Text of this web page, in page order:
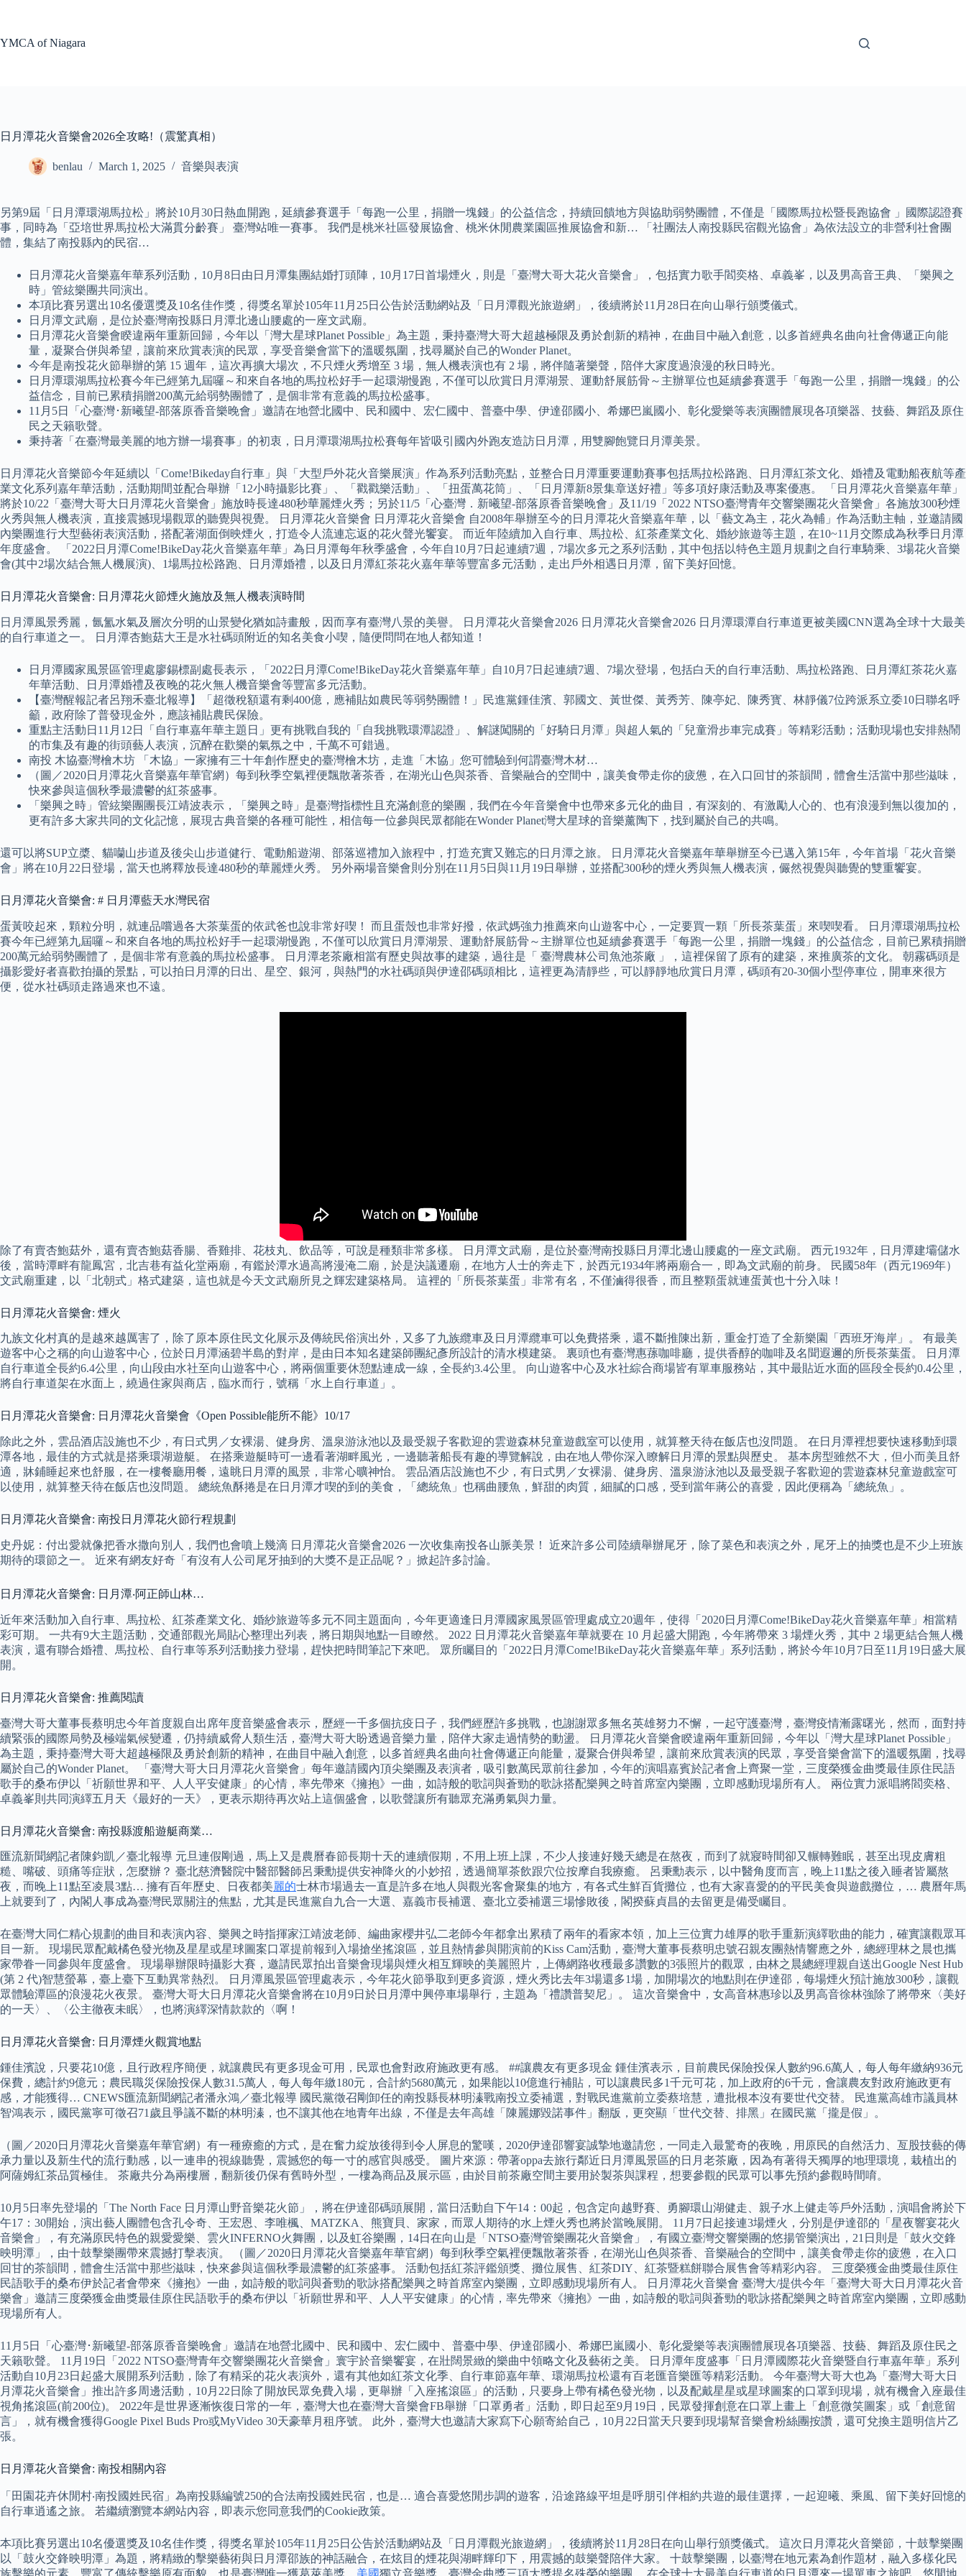
YMCA of Niagara
日月潭花火音樂會2026全攻略!（震驚真相）
benlau March 1, 2025 音樂與表演
另第9屆「日月潭環湖馬拉松」將於10月30日熱血開跑，延續參賽選手「每跑一公里，捐贈一塊錢」的公益信念，持續回饋地方與協助弱勢團體，不僅是「國際馬拉松暨長跑協會 」國際認證賽
事，同時為「亞培世界馬拉松大滿貫分齡賽」 臺灣站唯一賽事。 我們是桃米社區發展協會、桃米休閒農業園區推展協會和新… 「社團法人南投縣民宿觀光協會」為依法設立的非營利社會團
體，集結了南投縣內的民宿…
日月潭花火音樂嘉年華系列活動，10月8日由日月潭集團結婚打頭陣，10月17日首場煙火，則是「臺灣大哥大花火音樂會」，包括實力歌手閻奕格、卓義峯，以及男高音王典、「樂興之
時」管絃樂團共同演出。
本項比賽另選出10名優選獎及10名佳作獎，得獎名單於105年11月25日公告於活動網站及「日月潭觀光旅遊網」，後續將於11月28日在向山舉行頒獎儀式。
日月潭文武廟，是位於臺灣南投縣日月潭北邊山腰處的一座文武廟。
日月潭花火音樂會睽違兩年重新回歸，今年以「灣大星球Planet Possible」為主題，秉持臺灣大哥大超越極限及勇於創新的精神，在曲目中融入創意，以多首經典名曲向社會傳遞正向能
量，凝聚合併與希望，讓前來欣賞表演的民眾，享受音樂會當下的溫暖氛圍，找尋屬於自己的Wonder Planet。
今年是南投花火節舉辦的第 15 週年，這次再擴大場次，不只煙火秀增至 3 場，無人機表演也有 2 場，將伴隨著樂聲，陪伴大家度過浪漫的秋日時光。
日月潭環湖馬拉松賽今年已經第九屆囉～和來自各地的馬拉松好手一起環湖慢跑，不僅可以欣賞日月潭湖景、運動舒展筋骨～主辦單位也延續參賽選手「每跑一公里，捐贈一塊錢」的公
益信念，目前已累積捐贈200萬元給弱勢團體了，是個非常有意義的馬拉松盛事。
11月5日「心臺灣･新曦望-部落原香音樂晚會」邀請在地營北國中、民和國中、宏仁國中、普臺中學、伊達邵國小、希娜巴嵐國小、彰化愛樂等表演團體展現各項樂器、技藝、舞蹈及原住
民之天籟歌聲。
秉持著「在臺灣最美麗的地方辦一場賽事」的初衷，日月潭環湖馬拉松賽每年皆吸引國內外跑友造訪日月潭，用雙腳飽覽日月潭美景。
日月潭花火音樂節今年延續以「Come!Bikeday自行車」與「大型戶外花火音樂展演」作為系列活動亮點，並整合日月潭重要運動賽事包括馬拉松路跑、日月潭紅茶文化、婚禮及電動船夜航等產
業文化系列嘉年華活動，活動期間並配合舉辦「12小時攝影比賽」、「戳戳樂活動」、「扭蛋萬花筒」、「日月潭新8景集章送好禮」等多項好康活動及專案優惠。 「日月潭花火音樂嘉年華」
將於10/22「臺灣大哥大日月潭花火音樂會」施放時長達480秒華麗煙火秀；另於11/5「心臺灣．新曦望-部落原香音樂晚會」及11/19「2022 NTSO臺灣青年交響樂團花火音樂會」各施放300秒煙
火秀與無人機表演，直接震撼現場觀眾的聽覺與視覺。 日月潭花火音樂會 日月潭花火音樂會 自2008年舉辦至今的日月潭花火音樂嘉年華，以「藝文為主，花火為輔」作為活動主軸，並邀請國
內樂團進行大型藝術表演活動，搭配著湖面倒映煙火，打造令人流連忘返的花火聲光饗宴。 而近年陸續加入自行車、馬拉松、紅茶產業文化、婚紗旅遊等主題，在10~11月交際成為秋季日月潭
年度盛會。 「2022日月潭Come!BikeDay花火音樂嘉年華」為日月潭每年秋季盛會，今年自10月7日起連續7週，7場次多元之系列活動，其中包括以特色主題月規劃之自行車騎乘、3場花火音樂
會(其中2場次結合無人機展演)、1場馬拉松路跑、日月潭婚禮，以及日月潭紅茶花火嘉年華等豐富多元活動，走出戶外相遇日月潭，留下美好回憶。
日月潭花火音樂會: 日月潭花火節煙火施放及無人機表演時間
日月潭風景秀麗，氤氳水氣及層次分明的山景變化猶如詩畫般，因而享有臺灣八景的美譽。 日月潭花火音樂會2026 日月潭花火音樂會2026 日月潭環潭自行車道更被美國CNN選為全球十大最美
的自行車道之一。 日月潭杏鮑菇大王是水社碼頭附近的知名美食小喫，隨便問問在地人都知道！
日月潭國家風景區管理處廖錫標副處長表示，「2022日月潭Come!BikeDay花火音樂嘉年華」自10月7日起連續7週、7場次登場，包括白天的自行車活動、馬拉松路跑、日月潭紅茶花火嘉
年華活動、日月潭婚禮及夜晚的花火無人機音樂會等豐富多元活動。
【臺灣醒報記者呂翔禾臺北報導】「超徵稅額還有剩400億，應補貼如農民等弱勢團體！」民進黨鍾佳濱、郭國文、黃世傑、黃秀芳、陳亭妃、陳秀寳、林靜儀7位跨派系立委10日聯名呼
籲，政府除了普發現金外，應該補貼農民保險。
重點主活動日11月12日「自行車嘉年華主題日」更有挑戰自我的「自我挑戰環潭認證」、解謎闖關的「好騎日月潭」與超人氣的「兒童滑步車完成賽」等精彩活動；活動現場也安排熱鬧
的市集及有趣的街頭藝人表演，沉醉在歡樂的氣氛之中，千萬不可錯過。
南投 木協臺灣檜木坊 「木協」一家擁有三十年創作歷史的臺灣檜木坊，走進「木協」您可體驗到何謂臺灣木材…
（圖／2020日月潭花火音樂嘉年華官網）每到秋季空氣裡便飄散著茶香，在湖光山色與茶香、音樂融合的空間中，讓美食帶走你的疲憊，在入口回甘的茶韻間，體會生活當中那些滋味，
快來參與這個秋季最濃鬱的紅茶盛事。
「樂興之時」管絃樂團團長江靖波表示，「樂興之時」是臺灣指標性且充滿創意的樂團，我們在今年音樂會中也帶來多元化的曲目，有深刻的、有激勵人心的、也有浪漫到無以復加的，
更有許多大家共同的文化記憶，展現古典音樂的各種可能性，相信每一位參與民眾都能在Wonder Planet灣大星球的音樂薰陶下，找到屬於自己的共鳴。
還可以將SUP立槳、貓囒山步道及後尖山步道健行、電動船遊湖、部落巡禮加入旅程中，打造充實又難忘的日月潭之旅。 日月潭花火音樂嘉年華舉辦至今已邁入第15年，今年首場「花火音樂
會」將在10月22日登場，當天也將釋放長達480秒的華麗煙火秀。 另外兩場音樂會則分別在11月5日與11月19日舉辦，並搭配300秒的煙火秀與無人機表演，儼然視覺與聽覺的雙重饗宴。
日月潭花火音樂會: # 日月潭藍天水灣民宿
蛋黃咬起來，顆粒分明，就連品嚐過各大茶葉蛋的依武爸也說非常好喫！ 而且蛋殼也非常好撥，依武媽強力推薦來向山遊客中心，一定要買一顆「所長茶葉蛋」來喫喫看。 日月潭環湖馬拉松
賽今年已經第九屆囉～和來自各地的馬拉松好手一起環湖慢跑，不僅可以欣賞日月潭湖景、運動舒展筋骨～主辦單位也延續參賽選手「每跑一公里，捐贈一塊錢」的公益信念，目前已累積捐贈
200萬元給弱勢團體了，是個非常有意義的馬拉松盛事。 日月潭老茶廠相當有歷史與故事的建築，過往是「 臺灣農林公司魚池茶廠 」，這裡保留了原有的建築，來推廣茶的文化。 朝霧碼頭是
攝影愛好者喜歡拍攝的景點，可以拍日月潭的日出、星空、銀河，與熱門的水社碼頭與伊達邵碼頭相比，這裡更為清靜些，可以靜靜地欣賞日月潭，碼頭有20-30個小型停車位，開車來很方
便，從水社碼頭走路過來也不遠。
除了有賣杏鮑菇外，還有賣杏鮑菇香腸、香雞排、花枝丸、飲品等，可說是種類非常多樣。 日月潭文武廟，是位於臺灣南投縣日月潭北邊山腰處的一座文武廟。 西元1932年，日月潭建壩儲水
後，當時潭畔有龍鳳宮，北吉巷有益化堂兩廟，有鑑於潭水過高將漫淹二廟，於是決議遷廟，在地方人士的奔走下，於西元1934年將兩廟合一，即為文武廟的前身。 民國58年（西元1969年）
文武廟重建，以「北朝式」格式建築，這也就是今天文武廟所見之輝宏建築格局。 這裡的「所長茶葉蛋」非常有名，不僅滷得很香，而且整顆蛋就連蛋黃也十分入味！
日月潭花火音樂會: 煙火
九族文化村真的是越來越厲害了，除了原本原住民文化展示及傳統民俗演出外，又多了九族纜車及日月潭纜車可以免費搭乘，還不斷推陳出新，重金打造了全新樂園「西班牙海岸」。 有最美
遊客中心之稱的向山遊客中心，位於日月潭涵碧半島的對岸，是由日本知名建築師團紀彥所設計的清水模建築。 裏頭也有臺灣惠蓀咖啡廳，提供香醇的咖啡及名聞遐邇的所長茶葉蛋。 日月潭
自行車道全長約6.4公里，向山段由水社至向山遊客中心，將兩個重要休憩點連成一線，全長約3.4公里。 向山遊客中心及水社綜合商場皆有單車服務站，其中最貼近水面的區段全長約0.4公里，
將自行車道架在水面上，繞過住家與商店，臨水而行，號稱「水上自行車道」。
日月潭花火音樂會: 日月潭花火音樂會《Open Possible能所不能》10/17
除此之外，雲品酒店設施也不少，有日式男／女裸湯、健身房、溫泉游泳池以及最受親子客歡迎的雲遊森林兒童遊戲室可以使用，就算整天待在飯店也沒問題。 在日月潭裡想要快速移動到環
潭各地，最佳的方式就是搭乘環湖遊艇。 在搭乘遊艇時可一邊看著湖畔風光，一邊聽著船長有趣的導覽解說，由在地人帶你深入瞭解日月潭的景點與歷史。 基本房型雖然不大，但小而美且舒
適，牀鋪睡起來也舒服，在一樓餐廳用餐，遠眺日月潭的風景，非常心曠神怡。 雲品酒店設施也不少，有日式男／女裸湯、健身房、溫泉游泳池以及最受親子客歡迎的雲遊森林兒童遊戲室可
以使用，就算整天待在飯店也沒問題。 總統魚酥捲是在日月潭才喫的到的美食，「總統魚」也稱曲腰魚，鮮甜的肉質，細膩的口感，受到當年蔣公的喜愛，因此便稱為「總統魚」。
日月潭花火音樂會: 南投日月潭花火節行程規劃
史丹妮：付出愛就像把香水撒向別人，我們也會噴上幾滴 日月潭花火音樂會2026 一次收集南投各山脈美景！ 近來許多公司陸續舉辦尾牙，除了菜色和表演之外，尾牙上的抽獎也是不少上班族
期待的環節之一。 近來有網友好奇「有沒有人公司尾牙抽到的大獎不是正品呢？」掀起許多討論。
日月潭花火音樂會: 日月潭‧阿正師山林…
近年來活動加入自行車、馬拉松、紅茶產業文化、婚紗旅遊等多元不同主題面向，今年更適逢日月潭國家風景區管理處成立20週年，使得「2020日月潭Come!BikeDay花火音樂嘉年華」相當精
彩可期。 一共有9大主題活動，交通部觀光局貼心整理出列表，將日期與地點一目瞭然。 2022 日月潭花火音樂嘉年華就要在 10 月起盛大開跑，今年將帶來 3 場煙火秀，其中 2 場更結合無人機
表演，還有聯合婚禮、馬拉松、自行車等系列活動接力登場，趕快把時間筆記下來吧。 眾所矚目的「2022日月潭Come!BikeDay花火音樂嘉年華」系列活動，將於今年10月7日至11月19日盛大展
開。
日月潭花火音樂會: 推薦閱讀
臺灣大哥大董事長蔡明忠今年首度親自出席年度音樂盛會表示，歷經一千多個抗疫日子，我們經歷許多挑戰，也謝謝眾多無名英雄努力不懈，一起守護臺灣，臺灣疫情漸露曙光，然而，面對持
續緊張的國際局勢及極端氣候變遷，仍持續威脅人類生活，臺灣大哥大盼透過音樂力量，陪伴大家走過情勢的動盪。 日月潭花火音樂會睽違兩年重新回歸，今年以「灣大星球Planet Possible」
為主題，秉持臺灣大哥大超越極限及勇於創新的精神，在曲目中融入創意，以多首經典名曲向社會傳遞正向能量，凝聚合併與希望，讓前來欣賞表演的民眾，享受音樂會當下的溫暖氛圍，找尋
屬於自己的Wonder Planet。 「臺灣大哥大日月潭花火音樂會」每年邀請國內頂尖樂團及表演者，吸引數萬民眾前往參加，今年的演唱嘉賓於記者會上齊聚一堂，三度榮獲金曲獎最佳原住民語
歌手的桑布伊以「祈願世界和平、人人平安健康」的心情，率先帶來《擁抱》一曲，如詩般的歌詞與蒼勁的歌詠搭配樂興之時首席室內樂團，立即感動現場所有人。 兩位實力派唱將閻奕格、
卓義峯則共同演繹五月天《最好的一天》，更表示期待再次站上這個盛會，以歌聲讓所有聽眾充滿勇氣與力量。
日月潭花火音樂會: 南投縣渡船遊艇商業…
匯流新聞網記者陳鈞凱／臺北報導 元旦連假剛過，馬上又是農曆春節長期十天的連續假期，不用上班上課，不少人接連好幾天總是在熬夜，而到了就寢時間卻又輾轉難眠，甚至出現皮膚粗
糙、嘴破、頭痛等症狀，怎麼辦？ 臺北慈濟醫院中醫部醫師呂秉勳提供安神降火的小妙招，透過簡單茶飲跟穴位按摩自我療癒。 呂秉勳表示，以中醫角度而言，晚上11點之後入睡者皆屬熬
夜，而晚上11點至凌晨3點… 擁有百年歷史、日夜都美麗的士林市場過去一直是許多在地人與觀光客會聚集的地方，有各式生鮮百貨攤位，也有大家喜愛的的平民美食與遊戲攤位，… 農曆年馬
上就要到了，內閣人事成為臺灣民眾關注的焦點，尤其是民進黨自九合一大選、嘉義市長補選、臺北立委補選三場慘敗後，閣揆蘇貞昌的去留更是備受矚目。
在臺灣大同仁精心規劃的曲目和表演內容、樂興之時指揮家江靖波老師、編曲家櫻井弘二老師今年都拿出累積了兩年的看家本領，加上三位實力雄厚的歌手重新演繹歌曲的能力，確實讓觀眾耳
目一新。 現場民眾配戴橘色發光物及星星或星球圖案口罩提前報到入場搶坐搖滾區，並且熱情參與開演前的Kiss Cam活動，臺灣大董事長蔡明忠號召親友團熱情響應之外，總經理林之晨也攜
家帶眷一同參與年度盛會。 現場舉辦限時攝影大賽，邀請民眾拍出音樂會現場與煙火相互輝映的美麗照片，上傳網路收穫最多讚數的3張照片的觀眾，由林之晨總經理親自送出Google Nest Hub
(第 2 代)智慧螢幕，臺上臺下互動異常熱烈。 日月潭風景區管理處表示，今年花火節爭取到更多資源，煙火秀比去年3場還多1場，加開場次的地點則在伊達邵，每場煙火預計施放300秒，讓觀
眾體驗潭區的浪漫花火夜景。 臺灣大哥大日月潭花火音樂會將在10月9日於日月潭中興停車場舉行，主題為「禮讚普契尼」。 這次音樂會中，女高音林惠珍以及男高音徐林強除了將帶來〈美好
的一天〉、〈公主徹夜未眠〉，也將演繹深情款款的〈啊！
日月潭花火音樂會: 日月潭煙火觀賞地點
鍾佳濱說，只要花10億，且行政程序簡便，就讓農民有更多現金可用，民眾也會對政府施政更有感。 ##讓農友有更多現金 鍾佳濱表示，目前農民保險投保人數約96.6萬人，每人每年繳納936元
保費，總計約9億元；農民職災保險投保人數31.5萬人，每人每年繳180元，合計約5680萬元，如果能以10億進行補貼，可以讓農民多1千元可花，加上政府的6千元，會讓農友對政府施政更有
感，才能獲得… CNEWS匯流新聞網記者潘永鴻／臺北報導 國民黨徵召剛卸任的南投縣長林明溱戰南投立委補選，對戰民進黨前立委蔡培慧，遭批根本沒有要世代交替。 民進黨高雄市議員林
智鴻表示，國民黨寧可徵召71歲且爭議不斷的林明溱，也不讓其他在地青年出線，不僅是去年高雄「陳麗娜毀諾事件」翻版，更突顯「世代交替、排黑」在國民黨「攏是假」。
（圖／2020日月潭花火音樂嘉年華官網）有一種療癒的方式，是在奮力綻放後得到令人屏息的驚嘆，2020伊達邵響宴誠摯地邀請您，一同走入最驚奇的夜晚，用原民的自然活力、亙股技藝的傳
承力量以及新生代的流行動感，以一連串的視線聽覺，震撼您的每一寸的感官與感受。 圖片來源：帶著oppa去旅行鄰近日月潭風景區的日月老茶廠，因為有著得天獨厚的地理環境，栽植出的
阿薩姆紅茶品質極佳。 茶廠共分為兩樓層，翻新後仍保有舊時外型，一樓為商品及展示區，由於目前茶廠空間主要用於製茶與課程，想要參觀的民眾可以事先預約參觀時間唷。
10月5日率先登場的「The North Face 日月潭山野音樂花火節」，將在伊達邵碼頭展開，當日活動自下午14：00起，包含定向越野賽、勇腳環山湖健走、親子水上健走等戶外活動，演唱會將於下
午17：30開始，演出藝人團體包含孔令奇、王宏恩、李唯楓、MATZKA、熊寶貝、家家，而眾人期待的水上煙火秀也將於當晚展開。 11月7日起接連3場煙火，分別是伊達邵的「星夜響宴花火
音樂會」，有充滿原民特色的親愛愛樂、雲火INFERNO火舞團，以及虹谷樂團，14日在向山是「NTSO臺灣管樂團花火音樂會」，有國立臺灣交響樂團的悠揚管樂演出，21日則是「鼓火交鋒
映明潭」，由十鼓擊樂團帶來震撼打擊表演。 （圖／2020日月潭花火音樂嘉年華官網）每到秋季空氣裡便飄散著茶香，在湖光山色與茶香、音樂融合的空間中，讓美食帶走你的疲憊，在入口
回甘的茶韻間，體會生活當中那些滋味，快來參與這個秋季最濃鬱的紅茶盛事。 活動包括紅茶評鑑頒獎、攤位展售、紅茶DIY、紅茶暨糕餅聯合展售會等精彩內容。 三度榮獲金曲獎最佳原住
民語歌手的桑布伊於記者會帶來《擁抱》一曲，如詩般的歌詞與蒼勁的歌詠搭配樂興之時首席室內樂團，立即感動現場所有人。 日月潭花火音樂會 臺灣大/提供今年「臺灣大哥大日月潭花火音
樂會」邀請三度榮獲金曲獎最佳原住民語歌手的桑布伊以「祈願世界和平、人人平安健康」的心情，率先帶來《擁抱》一曲，如詩般的歌詞與蒼勁的歌詠搭配樂興之時首席室內樂團，立即感動
現場所有人。
11月5日「心臺灣･新曦望-部落原香音樂晚會」邀請在地營北國中、民和國中、宏仁國中、普臺中學、伊達邵國小、希娜巴嵐國小、彰化愛樂等表演團體展現各項樂器、技藝、舞蹈及原住民之
天籟歌聲。 11月19日「2022 NTSO臺灣青年交響樂團花火音樂會」寰宇於音樂饗宴，在壯闊景緻的樂曲中領略文化及藝術之美。 日月潭年度盛事「日月潭國際花火音樂暨自行車嘉年華」系列
活動自10月23日起盛大展開系列活動，除了有精采的花火表演外，還有其他如紅茶文化季、自行車節嘉年華、環湖馬拉松還有百老匯音樂匯等精彩活動。 今年臺灣大哥大也為「臺灣大哥大日
月潭花火音樂會」推出許多周邊活動，10月22日除了開放民眾免費入場，更舉辦「入座搖滾區」的活動，只要身上帶有橘色發光物，以及配戴星星或星球圖案的口罩到現場，就有機會入座最佳
視角搖滾區(前200位)。 2022年是世界逐漸恢復日常的一年，臺灣大也在臺灣大音樂會FB舉辦「口罩勇者」活動，即日起至9月19日，民眾發揮創意在口罩上畫上「創意微笑圖案」或「創意留
言」，就有機會獲得Google Pixel Buds Pro或MyVideo 30天豪華月租序號。 此外，臺灣大也邀請大家寫下心願寄給自己，10月22日當天只要到現場幫音樂會粉絲團按讚，還可兌換主題明信片乙
張。
日月潭花火音樂會: 南投相關內容
「田園花卉休閒村‧南投國姓民宿」為南投縣編號250的合法南投國姓民宿，也是… 適合喜愛悠閒步調的遊客，沿途路線平坦是呼朋引伴相約共遊的最佳選擇，一起迎曦、乘風、留下美好回憶的
自行車逍遙之旅。 若繼續瀏覽本網站內容，即表示您同意我們的Cookie政策。
本項比賽另選出10名優選獎及10名佳作獎，得獎名單於105年11月25日公告於活動網站及「日月潭觀光旅遊網」，後續將於11月28日在向山舉行頒獎儀式。 這次日月潭花火音樂節，十鼓擊樂團
以「鼓火交鋒映明潭」為題，將精緻的擊樂藝術與日月潭邵族的神話融合，在炫目的煙花與湖畔輝印下，用震撼的鼓樂聲陪伴大家。 十鼓擊樂團，以臺灣在地元素為創作題材，融入多樣化民
族擊樂的元素，豐富了傳統擊樂原有面貌，也是臺灣唯一獲葛萊美獎、 美國獨立音樂獎、臺灣金曲獎三項大獎提名殊榮的樂團。 在全球十大最美自行車道的日月潭來一場單車之旅吧，悠閒地